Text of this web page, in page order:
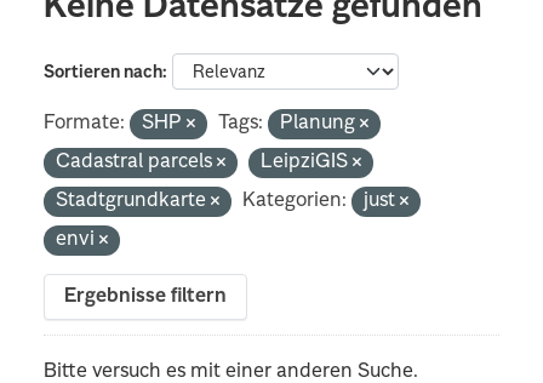
Keine Datensätze gefunden
Sortieren nach
Formate: SHP Tags:
Planung
Cadastral parcels
LeipziGIS
Stadtgrundkarte
Kategorien:
just
envi
Ergebnisse filtern
Bitte versuch es mit einer anderen Suche.